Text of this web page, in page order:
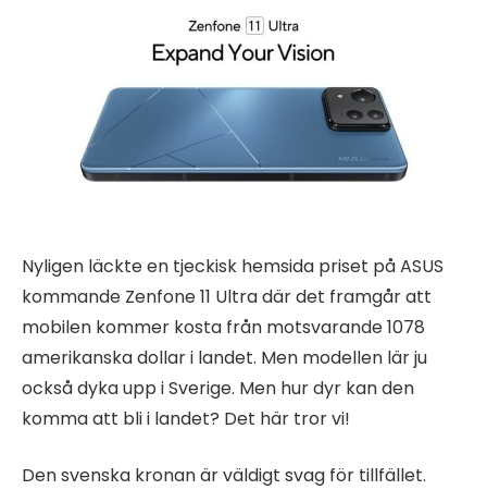
Nyligen läckte en tjeckisk hemsida priset på ASUS
kommande Zenfone 11 Ultra där det framgår att
mobilen kommer kosta från motsvarande 1078
amerikanska dollar i landet. Men modellen lär ju
också dyka upp i Sverige. Men hur dyr kan den
komma att bli i landet? Det här tror vi!
Den svenska kronan är väldigt svag för tillfället.